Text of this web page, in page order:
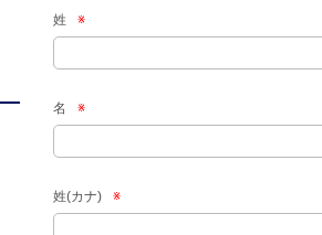
姓 ※
名 ※
姓(カナ) ※